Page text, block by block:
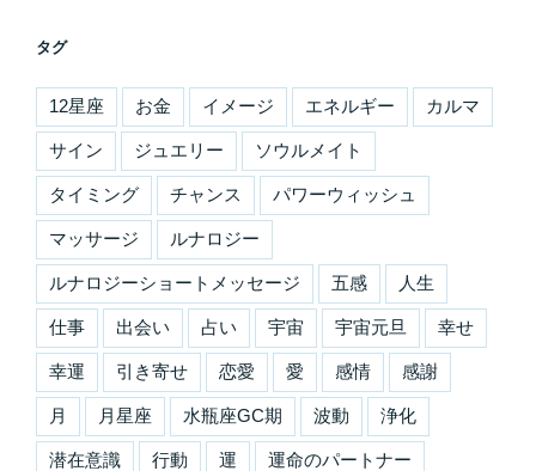
タグ
12星座 お金 イメージ エネルギー カルマ
サイン ジュエリー ソウルメイト
タイミング チャンス パワーウィッシュ
マッサージ ルナロジー
ルナロジーショートメッセージ 五感 人生
仕事 出会い 占い 宇宙 宇宙元旦 幸せ
幸運 引き寄せ 恋愛 愛 感情 感謝
月 月星座 水瓶座GC期 波動 浄化
潜在意識 行動 運 運命のパートナー